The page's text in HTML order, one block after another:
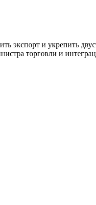
экспорт и укрепить
торговли и